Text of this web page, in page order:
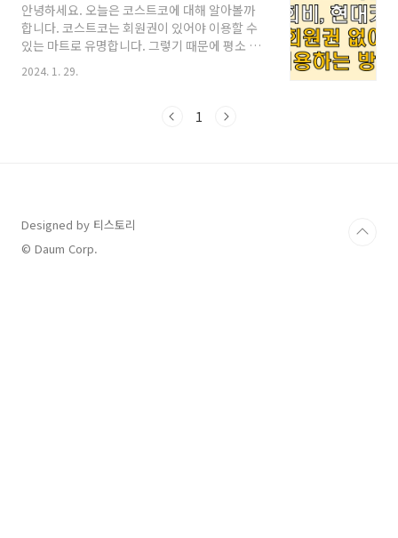
안녕하세요. 오늘은 코스트코에 대해 알아볼까
합니다. 코스트코는 회원권이 있어야 이용할 수
있는 마트로 유명합니다. 그렇기 때문에 평소 마
트에서 많이 구매하지 않는 소규모 가족이라면,
굳이 코스트코 회원권을 구매하면서까지 이용하
물건들, 그리고 코스트코에서 만든 커클랜드라는
없이 코스트코를 이용하는 꿀팁등에 대해 알아보
겠습니다.! 오늘도 여러분들에게 도움이 되는 정
보를 위해 자세하게 알아봤으니 보시고 많은 도
2024. 1. 29.
1
Designed by 티스토리
© Daum Corp.